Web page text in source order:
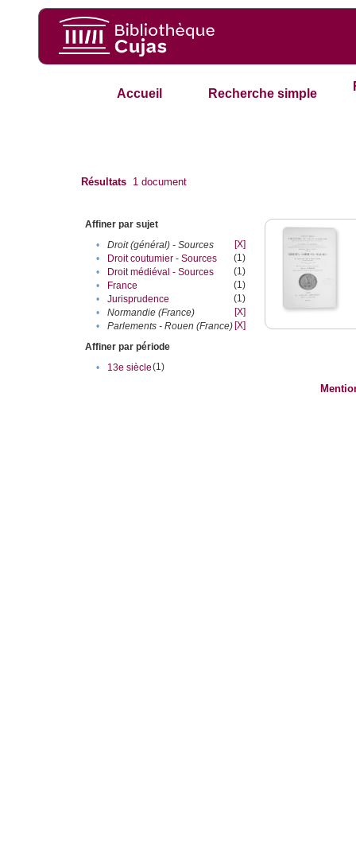
Accueil Recherche simple
Résultats 1 document
Affiner par sujet
•
Droit (général) - Sources
[X]
•
Droit coutumier - Sources
(1)
•
Droit médiéval - Sources
(1)
•
France
(1)
•
Jurisprudence
(1)
•
Normandie (France)
[X]
•
Parlements - Rouen (France) [X]
Affiner par période
•
13e siècle(1)